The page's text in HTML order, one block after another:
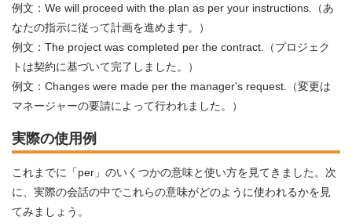
例文：We will proceed with the plan as per your instructions.（あ
なたの指示に従って計画を進めます。）
例文：The project was completed per the contract.（プロジェク
トは契約に基づいて完了しました。）
例文：Changes were made per the manager's request.（変更は
マネージャーの要請によって行われました。）
実際の使用例
これまでに「per」のいくつかの意味と使い方を見てきました。次
に、実際の会話の中でこれらの意味がどのように使われるかを見
てみましょう。